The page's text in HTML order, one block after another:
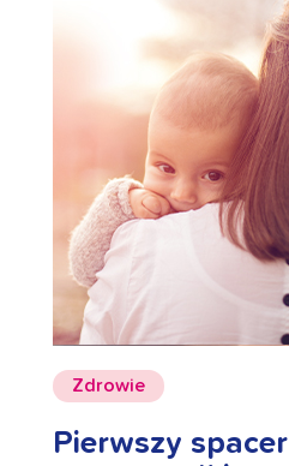
Zdrowie
Pierwszy spacer